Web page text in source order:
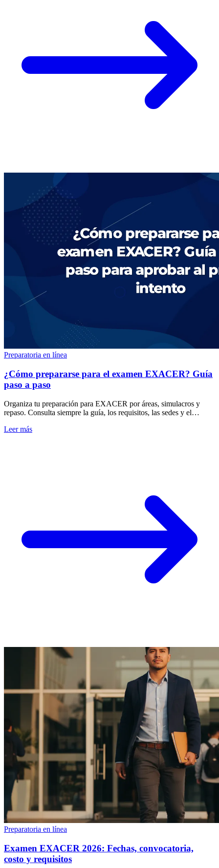
Preparatoria en línea
¿Cómo prepararse para el examen EXACER? Guía
paso a paso
Organiza tu preparación para EXACER por áreas, simulacros y
repaso. Consulta siempre la guía, los requisitos, las sedes y el
Leer más
Preparatoria en línea
Examen EXACER 2026: Fechas, convocatoria,
costo y requisitos